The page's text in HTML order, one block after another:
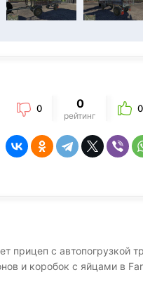
0 0
рейтинг
0
прицеп с автопогрузкой
и коробок с яйцами в